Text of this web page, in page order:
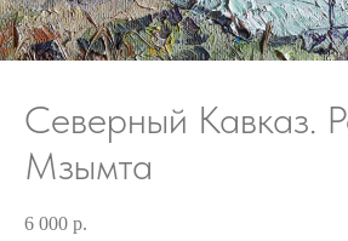
Северный Кавказ.
Мзымта
6 000 р.